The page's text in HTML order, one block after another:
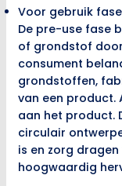
Voor gebruik fase
De pre-use fase
of grondstof
consument
grondstoffen,
van een product.
aan het product.
circulair
is en zorg
hoogwaardig